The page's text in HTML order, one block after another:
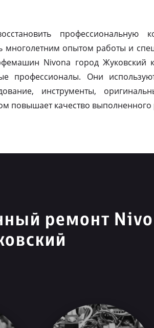
профессиональную
многолетним опытом работы и
Nivona город Жуковский
профессионалы. Они
инструменты,
повышает качество выполненного
ремонт